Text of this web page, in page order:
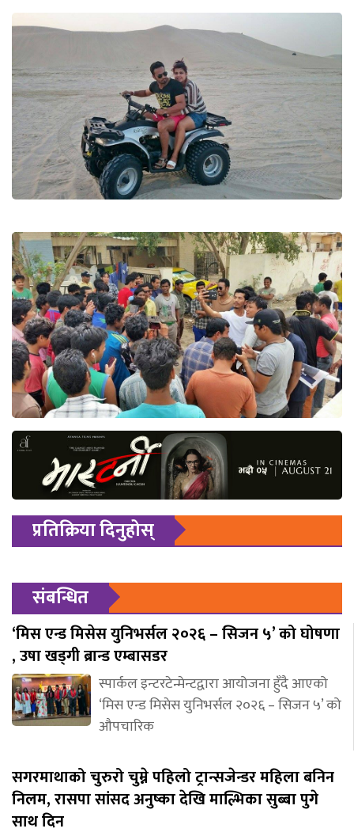
प्रतिक्रिया दिनुहोस्
संबन्धित
‘मिस एन्ड मिसेस युनिभर्सल २०२६ – सिजन ५’ को घोषणा
, उषा खड्गी ब्रान्ड एम्बासडर
स्पार्कल इन्टरटेन्मेन्टद्वारा आयोजना हुँदै आएको
‘मिस एन्ड मिसेस युनिभर्सल २०२६ – सिजन ५’ को
औपचारिक
सगरमाथाको चुरुरो चुम्ने पहिलो ट्रान्सजेन्डर महिला बनिन
निलम, रासपा सांसद अनुष्का देखि माल्भिका सुब्बा पुगे
साथ दिन